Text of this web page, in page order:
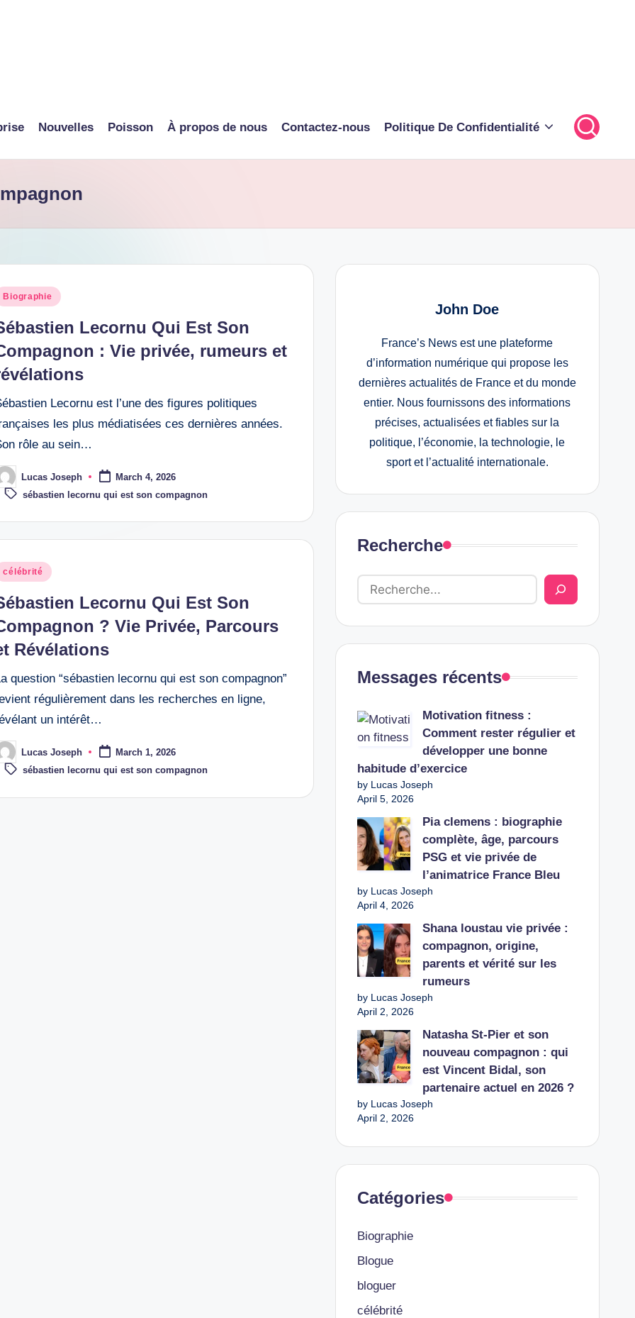
Nouvelles Poisson À propos de nous Contactez-nous Politique De Confidentialité
Biographie
Lecornu Qui Est Son
: Vie privée, rumeurs et
Lecornu est l’une des figures politiques
les plus médiatisées ces dernières années.
rôle au sein…
Lucas Joseph March 4, 2026
Tags:
sébastien lecornu qui est son compagnon
célébrité
Lecornu Qui Est Son
? Vie Privée, Parcours
Révélations
question “sébastien lecornu qui est son compagnon”
régulièrement dans les recherches en ligne,
un intérêt…
Lucas Joseph March 1, 2026
Tags:
sébastien lecornu qui est son compagnon
John Doe
France’s News est une plateforme
d’information numérique qui propose les
dernières actualités de France et du monde
entier. Nous fournissons des informations
précises, actualisées et fiables sur la
politique, l’économie, la technologie, le
sport et l’actualité internationale.
Recherche
Messages récents
Motivation fitness :
Comment rester régulier et
développer une bonne
habitude d’exercice
by Lucas Joseph
April 5, 2026
Pia clemens : biographie
complète, âge, parcours
PSG et vie privée de
l’animatrice France Bleu
by Lucas Joseph
April 4, 2026
Shana loustau vie privée :
compagnon, origine,
parents et vérité sur les
rumeurs
by Lucas Joseph
April 2, 2026
Natasha St-Pier et son
nouveau compagnon : qui
est Vincent Bidal, son
partenaire actuel en 2026 ?
by Lucas Joseph
April 2, 2026
Catégories
Biographie
Blogue
bloguer
célébrité